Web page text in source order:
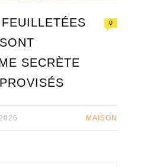
SECRÈTE
0
MAISON